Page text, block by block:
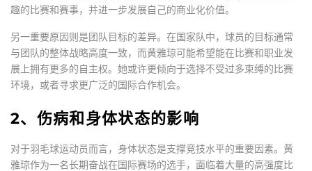
趣的比赛和赛事，并进一步发展自己的商业化价值。
另一重要原因则是团队目标的差异。在国家队中，球员的目标通常
与团队的整体战略高度一致，而黄雅琼可能希望能在比赛和职业发
展上拥有更多的自主权。她或许更倾向于选择不受过多束缚的比赛
环境，或者寻求更广泛的国际合作机会。
2、伤病和身体状态的影响
对于羽毛球运动员而言，身体状态是支撑竞技水平的重要因素。黄
雅琼作为一名长期奋战在国际赛场的选手，面临着大量的高强度比